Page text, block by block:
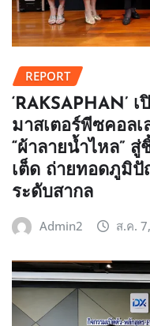
REPORT
‘RAKSAPHAN’
มาสเตอร์พีซคอล
“ผ้าลายน้ำไหล”
เต็ด ถ่ายทอดภูมิ
ระดับสากล
Admin2 ส.ค.